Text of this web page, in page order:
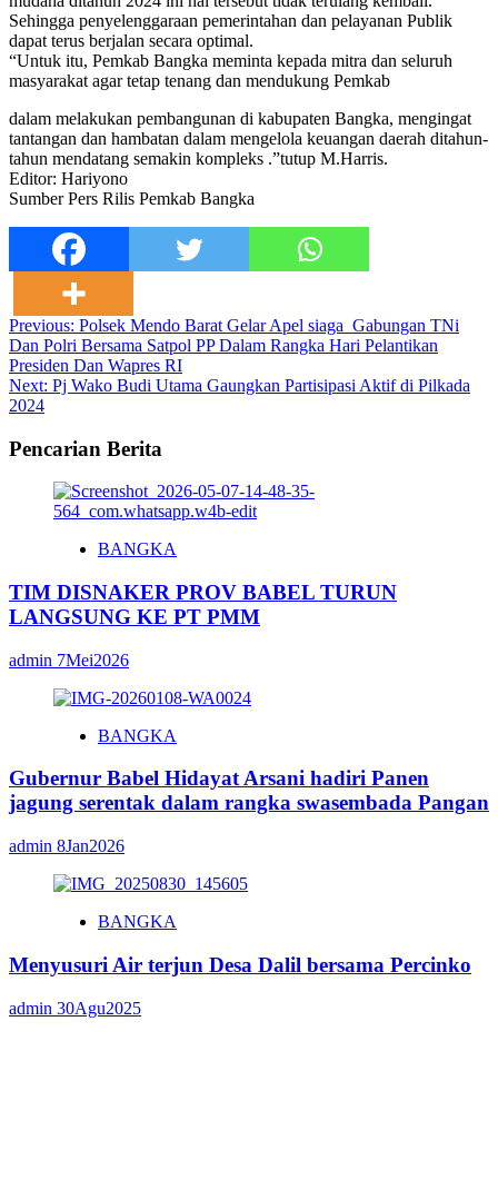
Sehingga penyelenggaraan pemerintahan dan pelayanan Publik
dapat terus berjalan secara optimal.
“Untuk itu, Pemkab Bangka meminta kepada mitra dan seluruh
masyarakat agar tetap tenang dan mendukung Pemkab
dalam melakukan pembangunan di kabupaten Bangka, mengingat
tantangan dan hambatan dalam mengelola keuangan daerah ditahun-
tahun mendatang semakin kompleks .”tutup M.Harris.
Editor: Hariyono
Sumber Pers Rilis Pemkab Bangka
Post
navigation
Previous: Polsek Mendo Barat Gelar Apel siaga Gabungan TNi
Dan Polri Bersama Satpol PP Dalam Rangka Hari Pelantikan
Presiden Dan Wapres RI
Next: Pj Wako Budi Utama Gaungkan Partisipasi Aktif di Pilkada
2024
Pencarian Berita
BANGKA
TIM DISNAKER PROV BABEL TURUN
LANGSUNG KE PT PMM
admin 7Mei2026
BANGKA
Gubernur Babel Hidayat Arsani hadiri Panen
jagung serentak dalam rangka swasembada Pangan
admin 8Jan2026
BANGKA
Menyusuri Air terjun Desa Dalil bersama Percinko
admin 30Agu2025